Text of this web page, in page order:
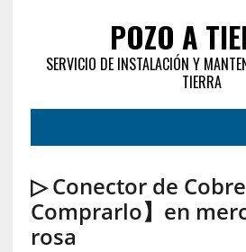
POZO A
SERVICIO DE INSTALACIÓN Y
TIERRA
▷ Conector de
Comprarlo】en
rosa